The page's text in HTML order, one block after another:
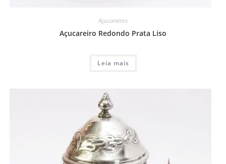
Açucareiros
Açucareiro Redondo Prata Liso
Leia mais